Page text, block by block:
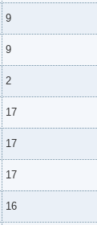
9
9
2
17
17
17
16